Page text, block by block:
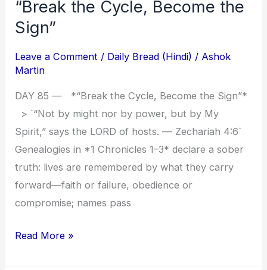
“Break the Cycle, Become the
Sign”
Leave a Comment / Daily Bread (Hindi) / Ashok
Martin
DAY 85 — *“Break the Cycle, Become the Sign”*
> `“Not by might nor by power, but by My
Spirit,” says the LORD of hosts. — Zechariah 4:6`
Genealogies in *1 Chronicles 1–3* declare a sober
truth: lives are remembered by what they carry
forward—faith or failure, obedience or
compromise; names pass
“Break
the
Cycle,
Become
the
Sign”
Read More »